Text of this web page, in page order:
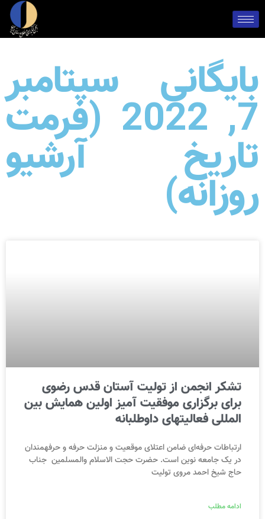
بایگانی سپتامبر
7, 2022 (فرمت
تاریخ آرشیو
روزانه)
تشکر انجمن از تولیت آستان قدس رضوی
برای برگزاری موفقیت آمیز اولین همایش بین
المللی فعالیتهای داوطلبانه
ارتباطات حرفه‌‏ای ضامن اعتلای موقعیت و منزلت حرفه و حرفه‏مندان
در یک جامعه نوین است. حضرت حجت الاسلام والمسلمین جناب
حاج شیخ احمد مروی تولیت
ادامه مطلب